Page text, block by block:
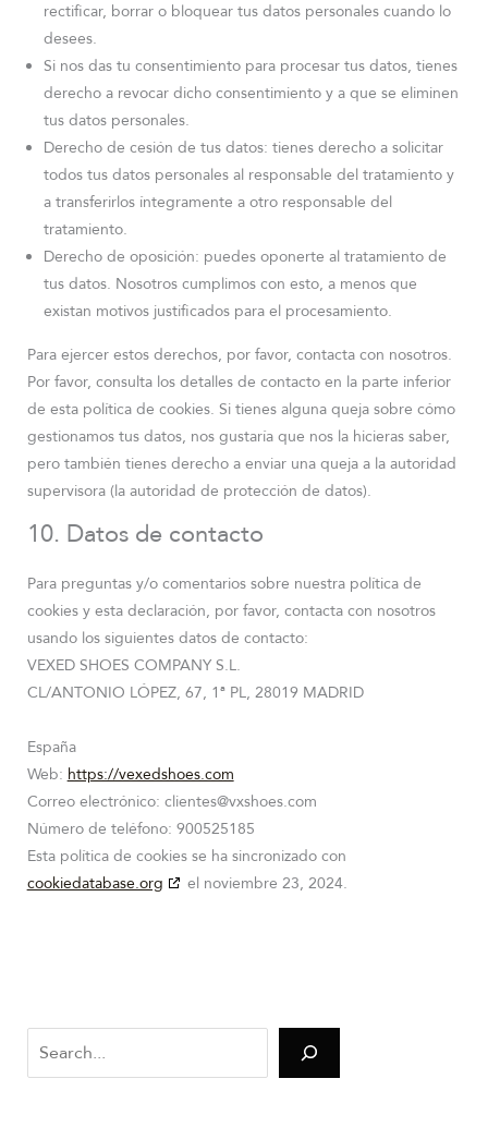
rectificar, borrar o bloquear tus datos personales cuando lo
desees.
Si nos das tu consentimiento para procesar tus datos, tienes
derecho a revocar dicho consentimiento y a que se eliminen
tus datos personales.
Derecho de cesión de tus datos: tienes derecho a solicitar
todos tus datos personales al responsable del tratamiento y
a transferirlos íntegramente a otro responsable del
tratamiento.
Derecho de oposición: puedes oponerte al tratamiento de
tus datos. Nosotros cumplimos con esto, a menos que
existan motivos justificados para el procesamiento.
Para ejercer estos derechos, por favor, contacta con nosotros.
Por favor, consulta los detalles de contacto en la parte inferior
de esta política de cookies. Si tienes alguna queja sobre cómo
gestionamos tus datos, nos gustaría que nos la hicieras saber,
pero también tienes derecho a enviar una queja a la autoridad
supervisora (la autoridad de protección de datos).
10. Datos de contacto
Para preguntas y/o comentarios sobre nuestra política de
cookies y esta declaración, por favor, contacta con nosotros
usando los siguientes datos de contacto:
VEXED SHOES COMPANY S.L.
CL/ANTONIO LÓPEZ, 67, 1ª PL, 28019 MADRID
España
Web: https://vexedshoes.com
Correo electrónico: clientes@vxshoes.com
Número de teléfono: 900525185
Esta política de cookies se ha sincronizado con
cookiedatabase.org
el noviembre 23, 2024.